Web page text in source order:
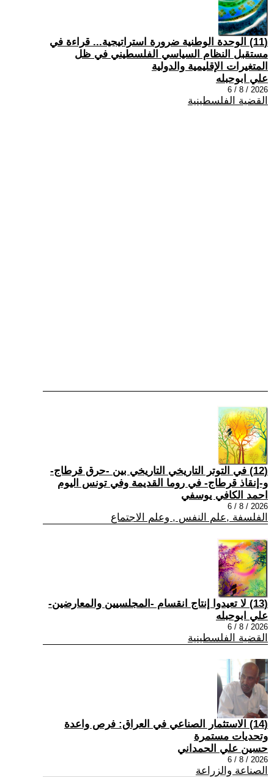
(11) الوحدة الوطنية ضرورة استراتيجية... قراءة في
مستقبل النظام السياسي الفلسطيني في ظل
المتغيرات الإقليمية والدولية
علي ابوحبله
2026 / 8 / 6
القضية الفلسطينية
(12) في التوتر التاريخي التاريخي بين -حرق قرطاج-
و-إنقاذ قرطاج- في روما القديمة وفي تونس اليوم
احمد الكافي يوسفي
2026 / 8 / 6
الفلسفة ,علم النفس , وعلم الاجتماع
(13) لا تعيدوا إنتاج انقسام -المجلسيين والمعارضين-
علي ابوحبله
2026 / 8 / 6
القضية الفلسطينية
(14) الاستثمار الصناعي في العراق: فرص واعدة
وتحديات مستمرة
حسين علي الحمداني
2026 / 8 / 6
الصناعة والزراعة